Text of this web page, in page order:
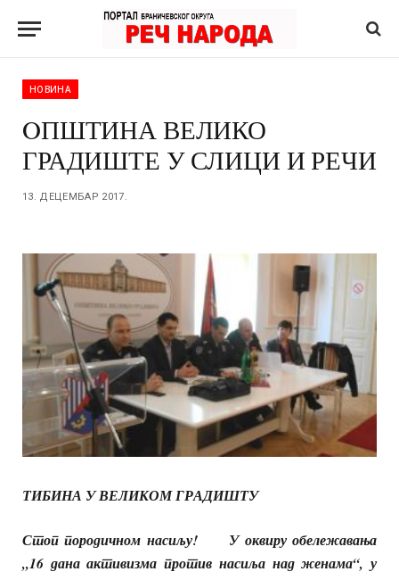
НОВИНА
OПШТИНА ВЕЛИКО
ГРАДИШТЕ У СЛИЦИ И РЕЧИ
13. ДЕЦЕМБАР 2017.
ТИБИНА У ВЕЛИКОМ ГРАДИШТУ
Стоп породичном насиљу! У оквиру обележавања
„16 дана активизма против насиља над женама“, у